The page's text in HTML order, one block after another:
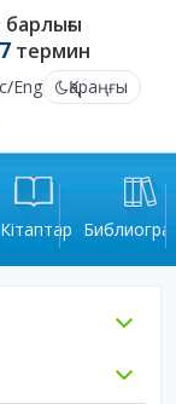
термин
/Eng
Қараңғы
Кітаптар